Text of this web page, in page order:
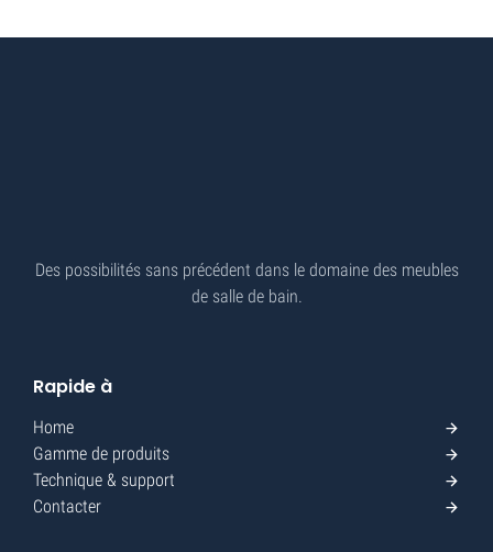
Des possibilités sans précédent dans le domaine des meubles
de salle de bain.
Rapide à
Home
Gamme de produits
Technique & support
Contacter